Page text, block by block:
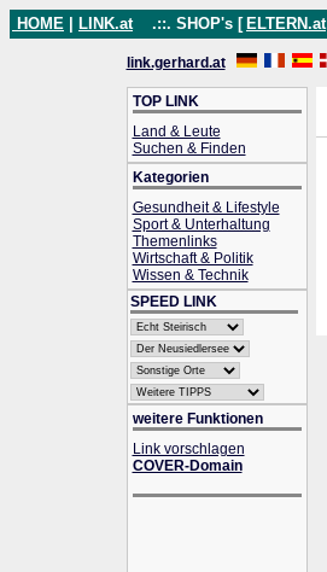
HOME LINK.at .::. SHOP's [ ELTERN.at
link.gerhard.at
TOP LINK
Land & Leute
Suchen & Finden
Kategorien
Gesundheit & Lifestyle
Sport & Unterhaltung
Themenlinks
Wirtschaft & Politik
Wissen & Technik
SPEED LINK
weitere Funktionen
Link vorschlagen
COVER-Domain